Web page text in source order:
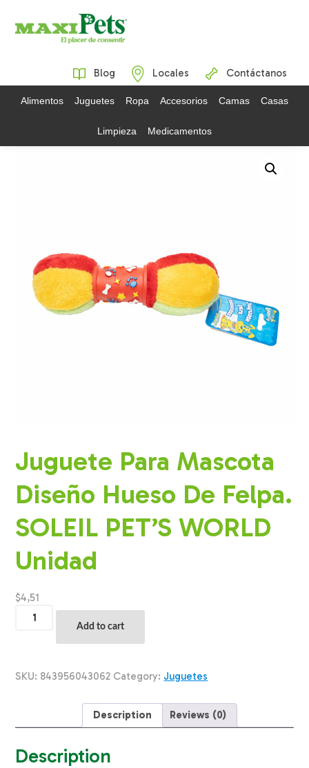
Blog Locales Contáctanos
Alimentos Juguetes Ropa Accesorios Camas Casas
Limpieza Medicamentos
Juguete Para Mascota
Diseño Hueso De Felpa.
SOLEIL PET’S WORLD
Unidad
$4,51
Para
De
quantity
Add to cart
SKU: 843956043062 Category: Juguetes
Description Reviews (0)
Description